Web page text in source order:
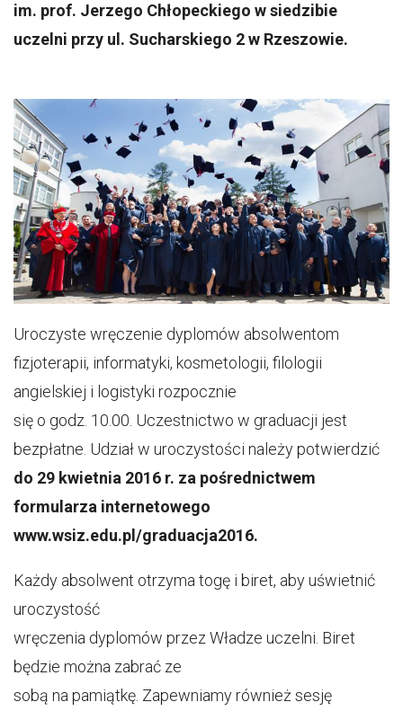
im. prof. Jerzego Chłopeckiego w siedzibie
uczelni przy ul. Sucharskiego 2 w Rzeszowie.
Uroczyste wręczenie dyplomów absolwentom
fizjoterapii, informatyki, kosmetologii, filologii
angielskiej i logistyki rozpocznie
się o godz. 10.00. Uczestnictwo w graduacji jest
bezpłatne. Udział w uroczystości należy potwierdzić
do 29 kwietnia 2016 r. za pośrednictwem
formularza internetowego
www.wsiz.edu.pl/graduacja2016.
Każdy absolwent otrzyma togę i biret, aby uświetnić
uroczystość
wręczenia dyplomów przez Władze uczelni. Biret
będzie można zabrać ze
sobą na pamiątkę. Zapewniamy również sesję